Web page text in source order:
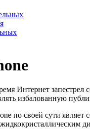
Интернет запестрел
избалованную
по своей сути